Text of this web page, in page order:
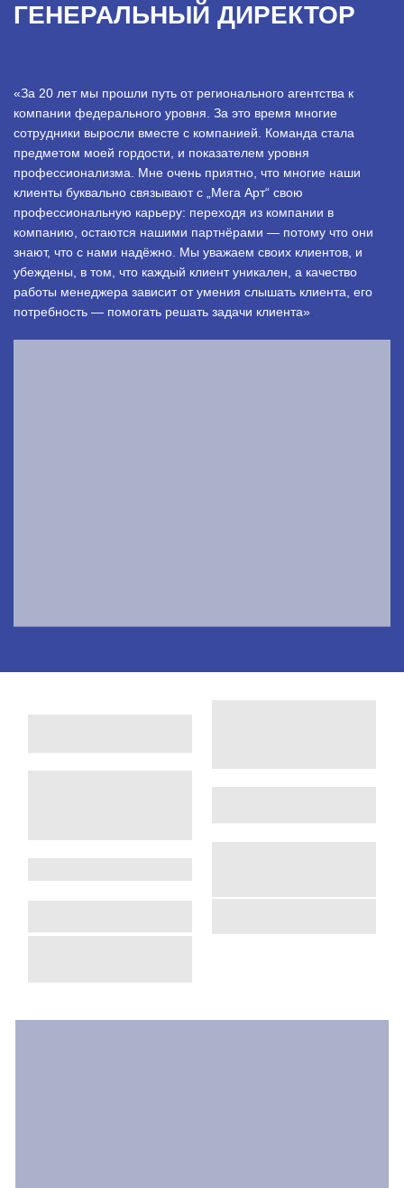
ГЕНЕРАЛЬНЫЙ ДИРЕКТОР
«За 20 лет мы прошли путь от регионального агентства к
компании федерального уровня. За это время многие
сотрудники выросли вместе с компанией. Команда стала
предметом моей гордости, и показателем уровня
профессионализма. Мне очень приятно, что многие наши
клиенты буквально связывают с „Мега Арт“ свою
профессиональную карьеру: переходя из компании в
компанию, остаются нашими партнёрами — потому что они
знают, что с нами надёжно. Мы уважаем своих клиентов, и
убеждены, в том, что каждый клиент уникален, а качество
работы менеджера зависит от умения слышать клиента, его
потребность — помогать решать задачи клиента»